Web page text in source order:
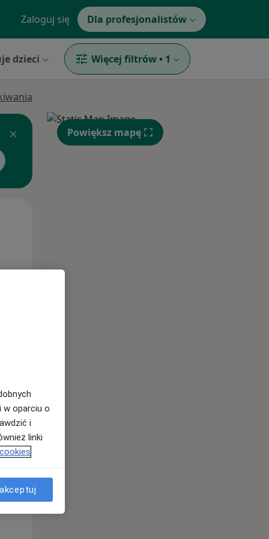
Zaloguj się Dla profesjonalistów
dzieci Więcej filtrów • 1
Pon,
10 Sie
Powiększ mapę
w oparciu o
i
linki